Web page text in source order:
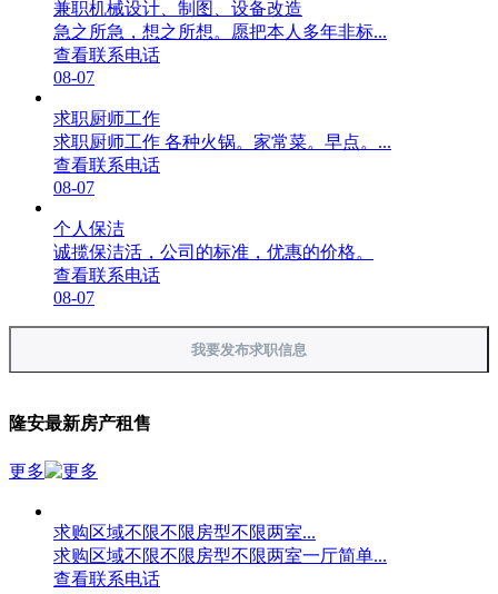
兼职机械设计、制图、设备改造
急之所急，想之所想。愿把本人多年非标...
查看联系电话
08-07
求职厨师工作
求职厨师工作 各种火锅。家常菜。早点。...
查看联系电话
08-07
个人保洁
诚揽保洁活，公司的标准，优惠的价格。
查看联系电话
08-07
我要发布求职信息
隆安最新房产租售
更多
求购区域不限不限房型不限两室...
求购区域不限不限房型不限两室一厅简单...
查看联系电话